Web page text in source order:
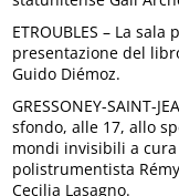
ETROUBLES – La
presentazione del
Guido Diémoz.
GRESSONEY-SAINT-
sfondo, alle 17, allo
mondi invisibili a
polistrumentista
Cecilia Lasagno.